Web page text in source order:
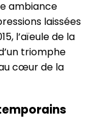
ambiance
laissées
l’aïeule de la
triomphe
cœur de la